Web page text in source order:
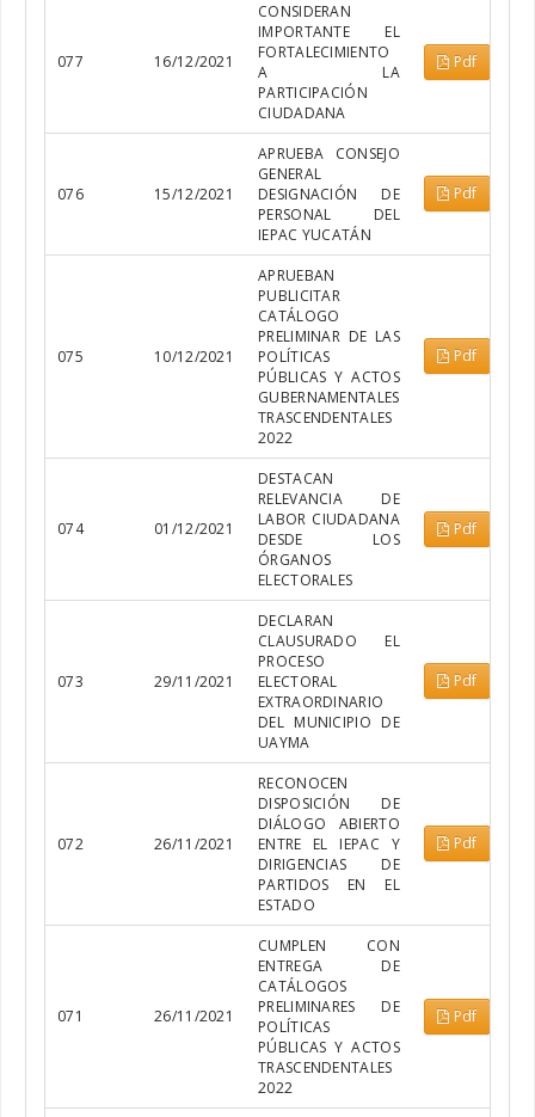
077 16/12/2021
CONSIDERAN
IMPORTANTE EL
FORTALECIMIENTO
A LA
PARTICIPACIÓN
CIUDADANA
Pdf
076 15/12/2021
APRUEBA CONSEJO
GENERAL
DESIGNACIÓN DE
PERSONAL DEL
IEPAC YUCATÁN
Pdf
075 10/12/2021
APRUEBAN
PUBLICITAR
CATÁLOGO
PRELIMINAR DE LAS
POLÍTICAS
PÚBLICAS Y ACTOS
GUBERNAMENTALES
TRASCENDENTALES
2022
Pdf
074 01/12/2021
DESTACAN
RELEVANCIA DE
LABOR CIUDADANA
DESDE LOS
ÓRGANOS
ELECTORALES
Pdf
073 29/11/2021
DECLARAN
CLAUSURADO EL
PROCESO
ELECTORAL
EXTRAORDINARIO
DEL MUNICIPIO DE
UAYMA
Pdf
072 26/11/2021
RECONOCEN
DISPOSICIÓN DE
DIÁLOGO ABIERTO
ENTRE EL IEPAC Y
DIRIGENCIAS DE
PARTIDOS EN EL
ESTADO
Pdf
071 26/11/2021
CUMPLEN CON
ENTREGA DE
CATÁLOGOS
PRELIMINARES DE
POLÍTICAS
PÚBLICAS Y ACTOS
TRASCENDENTALES
2022
Pdf